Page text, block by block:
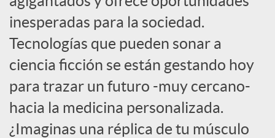
a
d
o
inesperadas para la sociedad.
Tecnologías que pueden sonar a
ciencia ficción se están gestando hoy
para trazar un futuro -muy cercano-
hacia la medicina personalizada.
¿Imaginas una réplica de tu músculo